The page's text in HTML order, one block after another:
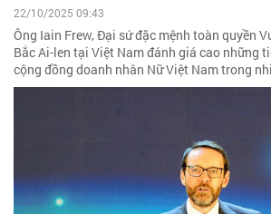
22/10/2025 09:43
Ông Iain Frew, Đại sứ đặc mệnh toàn quyền
Bắc Ai-len tại Việt Nam đánh giá cao những
cộng đồng doanh nhân Nữ Việt Nam trong